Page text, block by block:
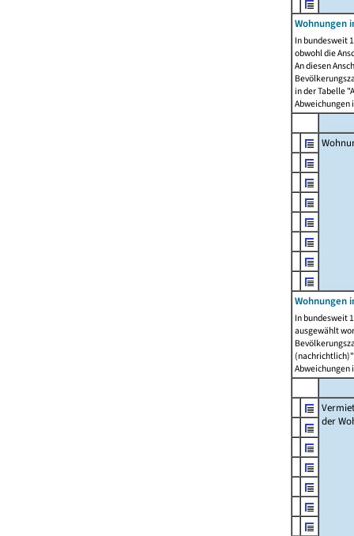
Wohnungen
In bundesweit
obwohl die
An diesen
in der Tabelle
Abweichungen
Wohnungen
In bundesweit
ausgewählt
Abweichungen
der